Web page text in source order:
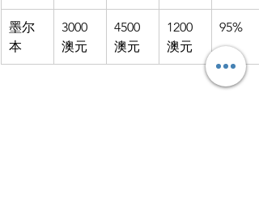
墨尔
本
3000
澳元
4500
澳元
1200
澳元
95%